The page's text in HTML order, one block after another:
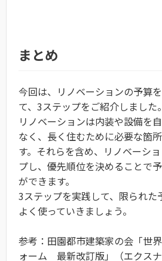
まとめ
今回は、リノベーションの予算
て、3ステップをご紹介しました。
リノベーションは内装や設備を
なく、長く住むために必要な箇
す。それらを含め、リノベーシ
プし、優先順位を決めることで
ができます。
3ステップを実践して、限られた
よく使っていきましょう。
参考：田園都市建築家の会「世
ォーム 最新改訂版」（エクスナ